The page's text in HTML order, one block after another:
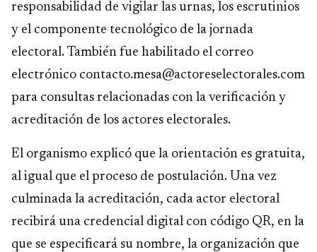
responsabilidad de vigilar las urnas, los escrutinios
y el componente tecnológico de la jornada
electoral. También fue habilitado el correo
electrónico contacto.mesa@actoreselectorales.com
para consultas relacionadas con la verificación y
acreditación de los actores electorales.
El organismo explicó que la orientación es gratuita,
al igual que el proceso de postulación. Una vez
culminada la acreditación, cada actor electoral
recibirá una credencial digital con código QR, en la
que se especificará su nombre, la organización que